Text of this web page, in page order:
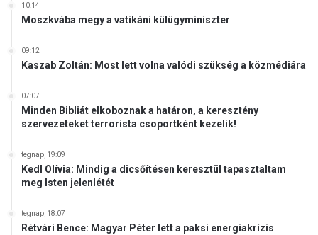
10:14
Moszkvába megy a vatikáni külügyminiszter
09:12
Kaszab Zoltán: Most lett volna valódi szükség a közmédiára
07:07
Minden Bibliát elkoboznak a határon, a keresztény
szervezeteket terrorista csoportként kezelik!
tegnap, 19:09
Kedl Olívia: Mindig a dicsőítésen keresztül tapasztaltam
meg Isten jelenlétét
tegnap, 18:07
Rétvári Bence: Magyar Péter lett a paksi energiakrízis